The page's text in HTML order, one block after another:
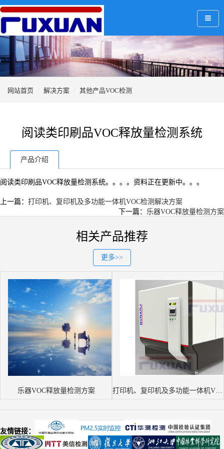
网站首页 解决方案 其他产品VOC检测
阅读类印刷品VOC释放量检测系统
产品介绍
阅读类印刷品VOC释放量检测系统。。。。资料正在更新中。。。
上一篇： 打印机、复印机及多功能一体机VOC检测解决方案
下一篇： 乐器VOC释放量检测方案
相关产品推荐
更多>>
乐器VOC释放量检测方案
友情链接：